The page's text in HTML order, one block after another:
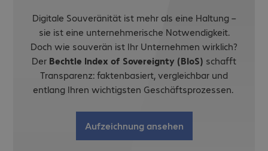
Digitale Souveränität ist mehr als eine Haltung –
sie ist eine unternehmerische Notwendigkeit.
Doch wie souverän ist Ihr Unternehmen wirklich?
Der Bechtle Index of Sovereignty (BIoS) schafft
Transparenz: faktenbasiert, vergleichbar und
entlang Ihren wichtigsten Geschäftsprozessen.
Aufzeichnung ansehen